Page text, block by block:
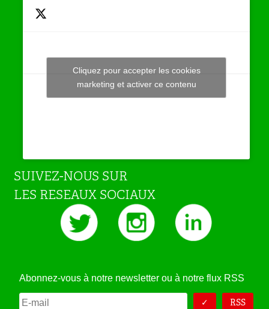
Tweets by JeuAchat
Cliquez pour accepter les cookies
marketing et activer ce contenu
SUIVEZ-NOUS SUR
LES RESEAUX SOCIAUX
Abonnez-vous à notre newsletter ou à notre flux RSS
RSS